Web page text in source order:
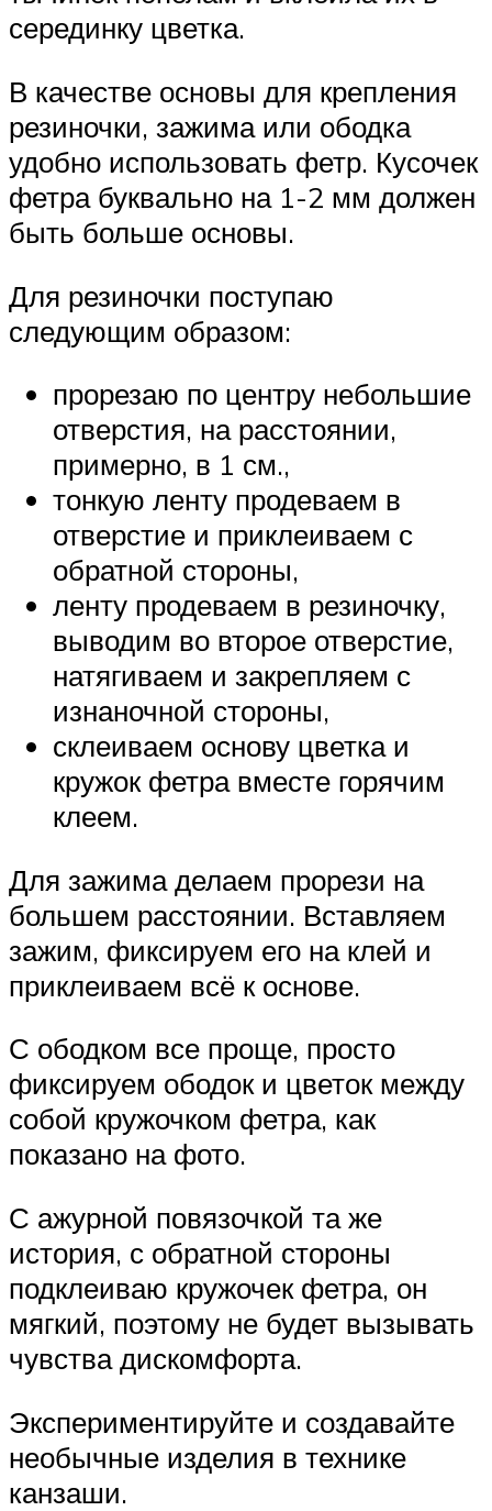
серединку цветка.
В качестве основы для крепления
резиночки, зажима или ободка
удобно использовать фетр. Кусочек
фетра буквально на 1-2 мм должен
быть больше основы.
Для резиночки поступаю
следующим образом:
прорезаю по центру небольшие
отверстия, на расстоянии,
примерно, в 1 см.,
тонкую ленту продеваем в
отверстие и приклеиваем с
обратной стороны,
ленту продеваем в резиночку,
выводим во второе отверстие,
натягиваем и закрепляем с
изнаночной стороны,
склеиваем основу цветка и
кружок фетра вместе горячим
клеем.
Для зажима делаем прорези на
большем расстоянии. Вставляем
зажим, фиксируем его на клей и
приклеиваем всё к основе.
С ободком все проще, просто
фиксируем ободок и цветок между
собой кружочком фетра, как
показано на фото.
С ажурной повязочкой та же
история, с обратной стороны
подклеиваю кружочек фетра, он
мягкий, поэтому не будет вызывать
чувства дискомфорта.
Экспериментируйте и создавайте
необычные изделия в технике
канзаши.